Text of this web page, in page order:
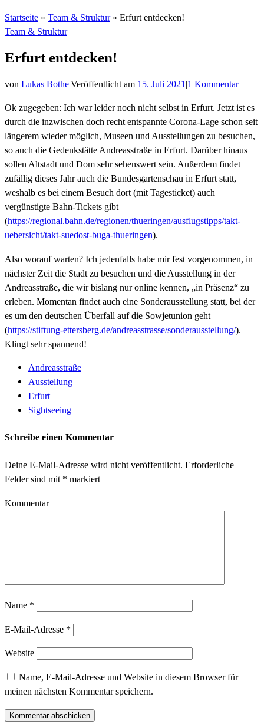
Startseite » Team & Struktur » Erfurt entdecken!
Team & Struktur
Erfurt entdecken!
von Lukas Bothe|Veröffentlicht am 15. Juli 2021|1 Kommentar
Ok zugegeben: Ich war leider noch nicht selbst in Erfurt. Jetzt ist es
durch die inzwischen doch recht entspannte Corona-Lage schon seit
längerem wieder möglich, Museen und Ausstellungen zu besuchen,
so auch die Gedenkstätte Andreasstraße in Erfurt. Darüber hinaus
sollen Altstadt und Dom sehr sehenswert sein. Außerdem findet
zufällig dieses Jahr auch die Bundesgartenschau in Erfurt statt,
weshalb es bei einem Besuch dort (mit Tagesticket) auch
vergünstigte Bahn-Tickets gibt
(https://regional.bahn.de/regionen/thueringen/ausflugstipps/takt-
uebersicht/takt-suedost-buga-thueringen).
Also worauf warten? Ich jedenfalls habe mir fest vorgenommen, in
nächster Zeit die Stadt zu besuchen und die Ausstellung in der
Andreasstraße, die wir bislang nur online kennen, „in Präsenz“ zu
erleben. Momentan findet auch eine Sonderausstellung statt, bei der
es um den deutschen Überfall auf die Sowjetunion geht
(https://stiftung-ettersberg.de/andreasstrasse/sonderausstellung/).
Klingt sehr spannend!
Andreasstraße
Ausstellung
Erfurt
Sightseeing
Schreibe einen Kommentar
Deine E-Mail-Adresse wird nicht veröffentlicht. Erforderliche
Felder sind mit * markiert
Kommentar
Name *
E-Mail-Adresse *
Website
Name, E-Mail-Adresse und Website in diesem Browser für
meinen nächsten Kommentar speichern.